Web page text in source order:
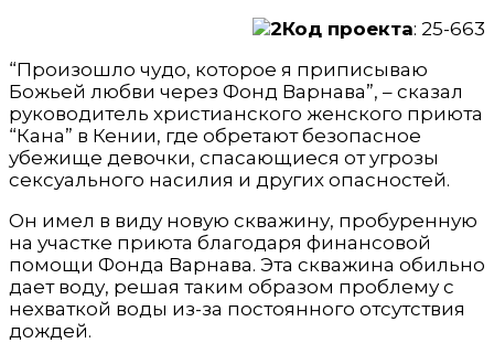
Код проекта: 25-663
“Произошло чудо, которое я приписываю
Божьей любви через Фонд Варнава”, – сказал
руководитель христианского женского приюта
“Кана” в Кении, где обретают безопасное
убежище девочки, спасающиеся от угрозы
сексуального насилия и других опасностей.
Он имел в виду новую скважину, пробуренную
на участке приюта благодаря финансовой
помощи Фонда Варнава. Эта скважина обильно
дает воду, решая таким образом проблему с
нехваткой воды из-за постоянного отсутствия
дождей.